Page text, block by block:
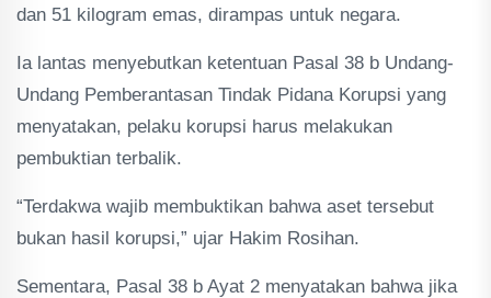
dan 51 kilogram emas, dirampas untuk negara.
Ia lantas menyebutkan ketentuan Pasal 38 b Undang-
Undang Pemberantasan Tindak Pidana Korupsi yang
menyatakan, pelaku korupsi harus melakukan
pembuktian terbalik.
“Terdakwa wajib membuktikan bahwa aset tersebut
bukan hasil korupsi,” ujar Hakim Rosihan.
Sementara, Pasal 38 b Ayat 2 menyatakan bahwa jika